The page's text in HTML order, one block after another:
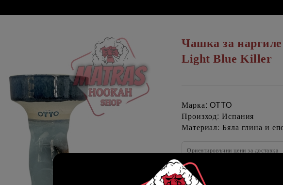
Чашка за
Light Blue Killer
Марка: OTTO
Произход: Испания
Материал: Бяла глина и
Ориентировъчни цени за доставка
До София на цена от